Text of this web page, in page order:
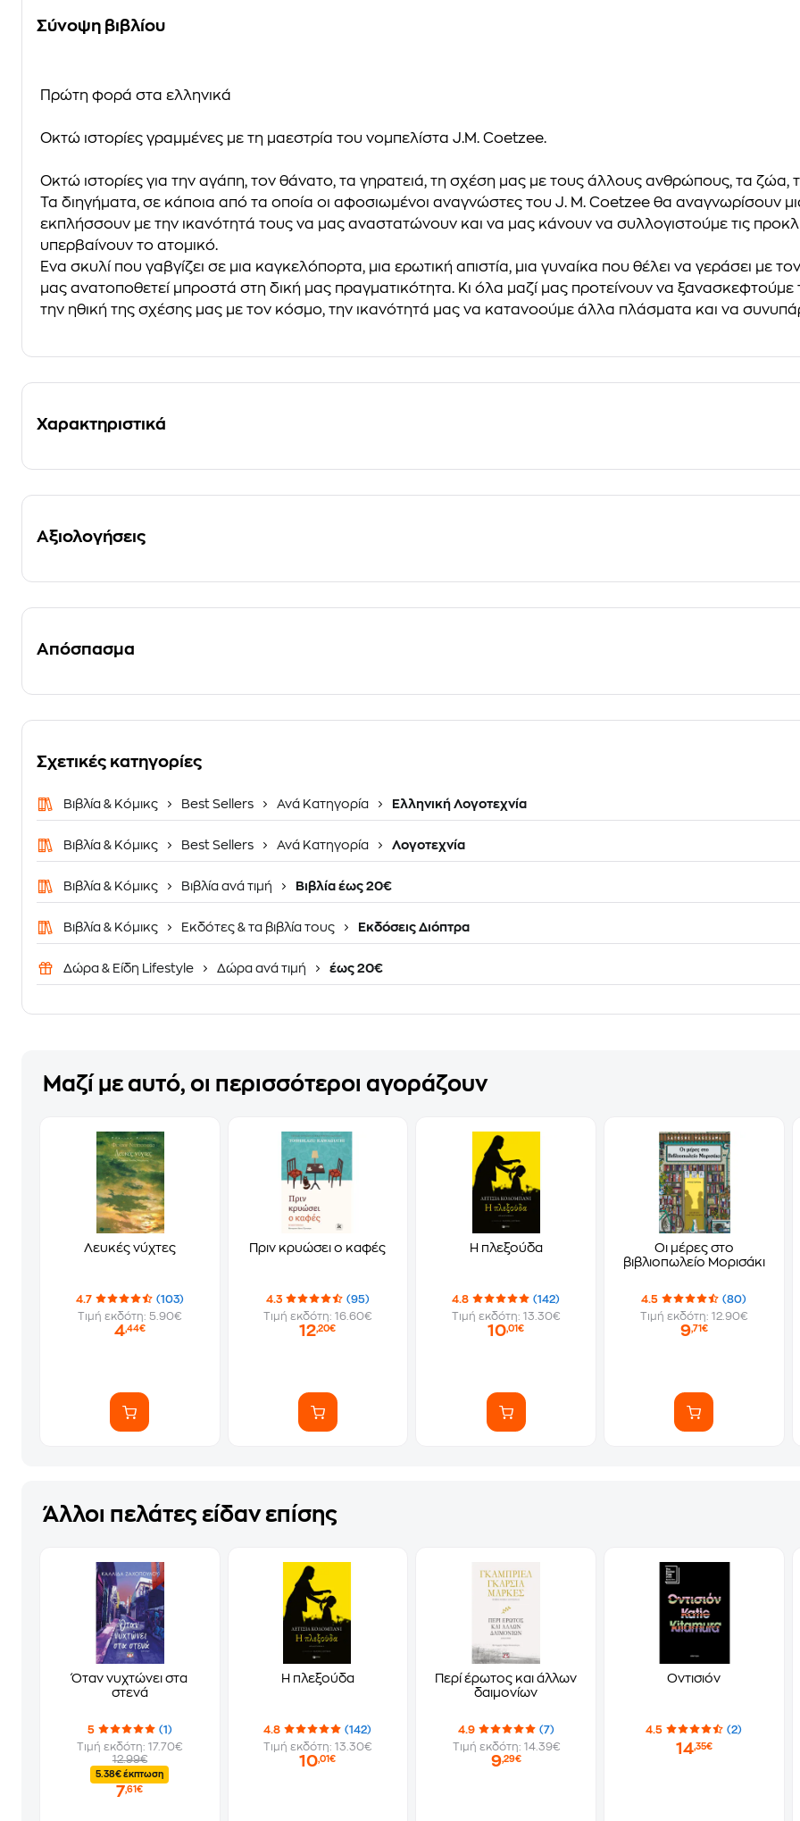
Σύνοψη βιβλίου
Πρώτη φορά στα ελληνικά
Οκτώ ιστορίες γραμμένες με τη μαεστρία του νομπελίστα J.M. Coetzee.
Οκτώ ιστορίες για την αγάπη, τον θάνατο, τα γηρατειά, τη σχέση μας με τους άλλους ανθρώπους, τα ζώα,
Τα διηγήματα, σε κάποια από τα οποία οι αφοσιωμένοι αναγνώστες του J. M. Coetzee θα αναγνωρίσουν
εκπλήσσουν με την ικανότητά τους να μας αναστατώνουν και να μας κάνουν να συλλογιστούμε τις
υπερβαίνουν το ατομικό.
Ένα σκυλί που γαβγίζει σε μια καγκελόπορτα, μια ερωτική απιστία, μια γυναίκα που θέλει να γεράσει με
μας ανατοποθετεί μπροστά στη δική μας πραγματικότητα. Κι όλα μαζί μας προτείνουν να
την ηθική της σχέσης μας με τον κόσμο, την ικανότητά μας να κατανοούμε άλλα πλάσματα και να
Χαρακτηριστικά
Αξιολογήσεις
Απόσπασμα
Σχετικές κατηγορίες
Βιβλία & Κόμικς Best Sellers Ανά Κατηγορία Ελληνική Λογοτεχνία
Βιβλία & Κόμικς Best Sellers Ανά Κατηγορία Λογοτεχνία
Βιβλία & Κόμικς Βιβλία ανά τιμή Βιβλία έως 20€
Βιβλία & Κόμικς Εκδότες & τα βιβλία τους Εκδόσεις Διόπτρα
Δώρα & Είδη Lifestyle Δώρα ανά τιμή έως 20€
Μαζί με αυτό, οι περισσότεροι αγοράζουν
Λευκές νύχτες
4.7
(103)
Τιμή εκδότη: 5.90€
4,44€
Πριν κρυώσει ο καφές
4.3
(95)
Τιμή εκδότη: 16.60€
12,20€
Η πλεξούδα
4.8
(142)
Τιμή εκδότη: 13.30€
10,01€
Οι μέρες στο
βιβλιοπωλείο Μορισάκι
4.5
(80)
Τιμή εκδότη: 12.90€
9,71€
Άλλοι πελάτες είδαν επίσης
Όταν νυχτώνει στα
στενά
5
(1)
Τιμή εκδότη: 17.70€
12.99€
5.38€ έκπτωση
7,61€
Η πλεξούδα
4.8
(142)
Τιμή εκδότη: 13.30€
10,01€
Περί έρωτος και άλλων
δαιμονίων
4.9
(7)
Τιμή εκδότη: 14.39€
9,29€
Οντισιόν
4.5 (2)
14,35€